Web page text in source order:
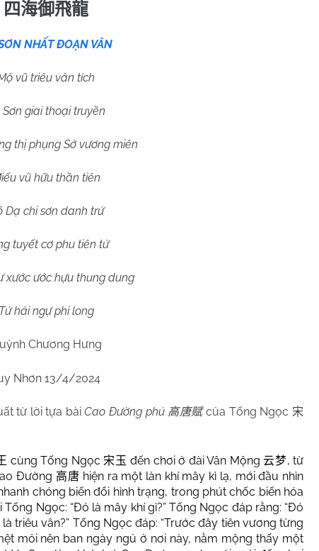
四海御飛龍
NHẤT ĐOẠN VÂN
vũ triêu vân tích
Sơn giai thoại truyền
thị phụng Sở vương miên
vũ hữu thần tiên
Dạ chi sơn danh trứ
tuyết cơ phu tiên tử
xước ước hựu thung dung
Tứ hải ngự phi long
Chương Hưng
Nhơn 13/4/2024
từ lời tựa bàiCao Đường phú 高唐赋của Tống Ngọc 宋
cùng Tống Ngọc 宋玉 đến chơi ở đài Vân Mộng云梦, từ
Đường 高唐 hiện ra một làn khí mây kì lạ, mới đầu nhìn
chóng biến đổi hình trạng, trong phút chốc biến hóa
Ngọc: “Đó là mây khí gì?” Tống Ngọc đáp rằng: “Đó
là triêu vân?” Tống Ngọc đáp: “Trước đây tiên vương từng
mỏi nên ban ngày ngủ ở nơi này, nằm mộng thấy một